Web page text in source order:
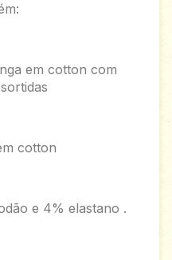
em cotton com
cotton
e 4% elastano .